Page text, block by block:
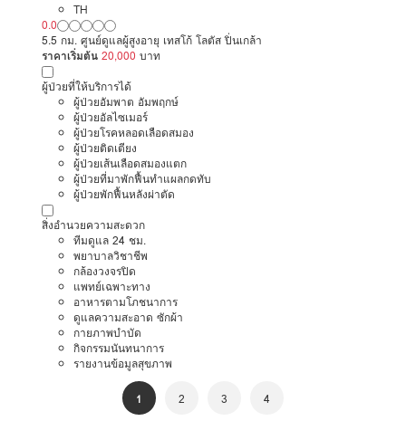
TH
0.0
5.5 กม. ศูนย์ดูแลผู้สูงอายุ เทสโก้ โลตัส ปิ่นเกล้า
ราคาเริ่มต้น 20,000 บาท
ผู้ป่วยที่ให้บริการได้
ผู้ป่วยอัมพาต อัมพฤกษ์
ผู้ป่วยอัลไซเมอร์
ผู้ป่วยโรคหลอดเลือดสมอง
ผู้ป่วยติดเตียง
ผู้ป่วยเส้นเลือดสมองแตก
ผู้ป่วยที่มาพักฟื้นทำแผลกดทับ
ผู้ป่วยพักฟื้นหลังผ่าตัด
สิ่งอำนวยความสะดวก
ทีมดูแล 24 ชม.
พยาบาลวิชาชีพ
กล้องวงจรปิด
แพทย์เฉพาะทาง
อาหารตามโภชนาการ
ดูแลความสะอาด ซักผ้า
กายภาพบำบัด
กิจกรรมนันทนาการ
รายงานข้อมูลสุขภาพ
1 2 3 4